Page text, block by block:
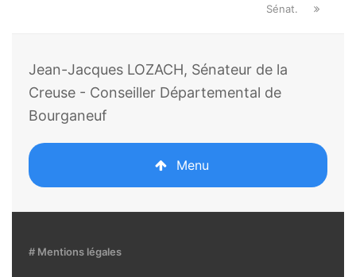
Sénat.
Jean-Jacques LOZACH, Sénateur de la
Creuse - Conseiller Départemental de
Bourganeuf
Menu
# Mentions légales